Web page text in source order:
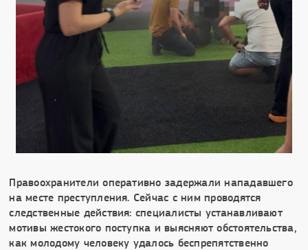
Правоохранители оперативно задержали нападавшего
на месте преступления. Сейчас с ним проводятся
следственные действия: специалисты устанавливают
мотивы жестокого поступка и выясняют обстоятельства,
как молодому человеку удалось беспрепятственно